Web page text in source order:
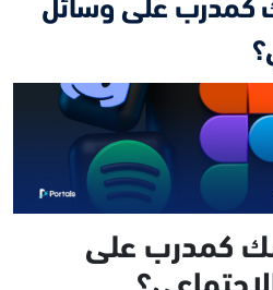
على وسائل
كمدرب على